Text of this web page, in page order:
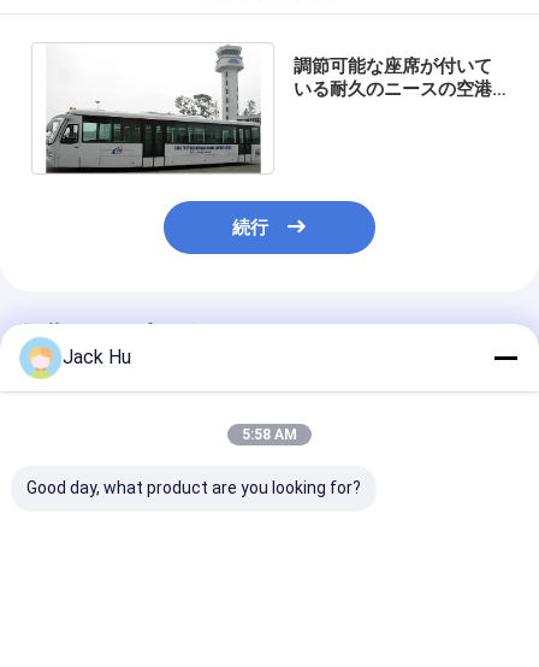
調節可能な座席が付いて
いる耐久のニースの空港
続行
推薦されたプロダクト
Jack Hu
5:58 AM
Good day, what product are you looking for?